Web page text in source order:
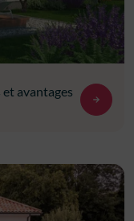
avantages